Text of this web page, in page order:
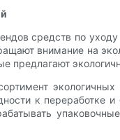
средств по
внимание на
предлагают
экологичных
к переработке